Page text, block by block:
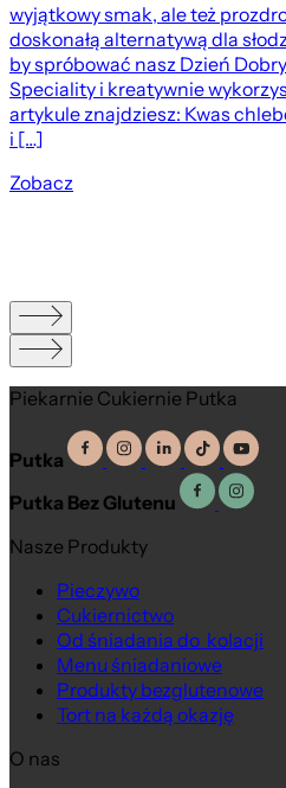
wyjątkowy smak, ale też
doskonałą alternatywą dla
by spróbować nasz Dzień
Speciality i kreatywnie
artykule znajdziesz: Kwas
i […]
Zobacz
Piekarnie Cukiernie Putka
Putka
Putka Bez Glutenu
Nasze Produkty
Pieczywo
Cukiernictwo
Od śniadania do kolacji
Menu śniadaniowe
Produkty bezglutenowe
Tort na każdą okazję
O nas